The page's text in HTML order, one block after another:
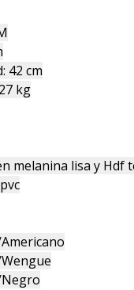
42 cm
kg
melanina lisa y Hdf